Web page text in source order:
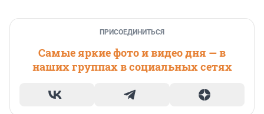
ПРИСОЕДИНИТЬСЯ
Самые яркие фото и видео дня — в
наших группах в социальных сетях